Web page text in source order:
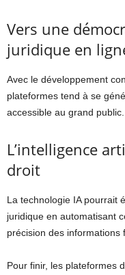
Vers une
juridique en
Avec le développement
plateformes tend à se
accessible au grand public.
L’intelligence
droit
La technologie IA pourrait
juridique en automatisant
précision des informations
Pour finir, les plateformes